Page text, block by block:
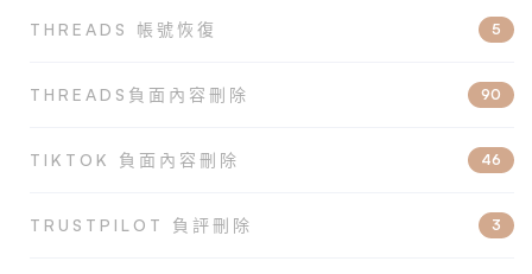
THREADS 帳號恢復 5
THREADS負面內容刪除 90
TIKTOK 負面內容刪除 46
TRUSTPILOT 負評刪除 3